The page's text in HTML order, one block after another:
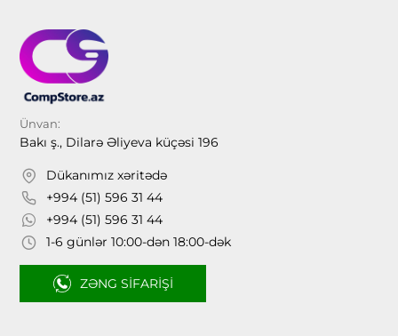
Ünvan:
Bakı ş., Dilarə Əliyeva küçəsi 196
Dükanımız xəritədə
+994 (51) 596 31 44
+994 (51) 596 31 44
1-6 günlər 10:00-dən 18:00-dək
ZƏNG SIFARIŞI